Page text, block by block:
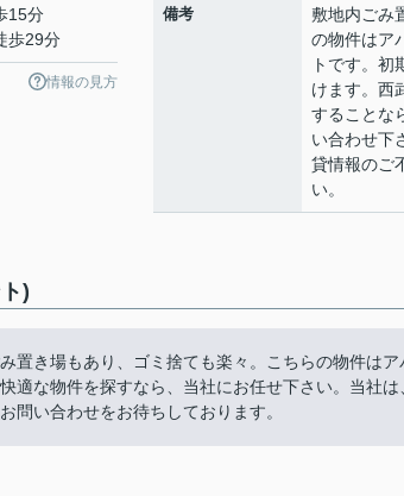
15分
歩29分
情報の見方
備考
敷地内ごみ
の物件はア
トです。初
けます。西
することな
い合わせ下
貸情報のご
い。
)
置き場もあり、ゴミ捨ても楽々。こちらの物件は
適な物件を探すなら、当社にお任せ下さい。当社
問い合わせをお待ちしております。